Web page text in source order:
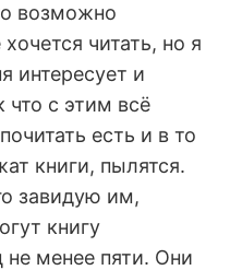
возможно
читать, но я
интересует и
что с этим всё
есть и в то
книги, пылятся.
завидую им,
книгу
не менее пяти. Они